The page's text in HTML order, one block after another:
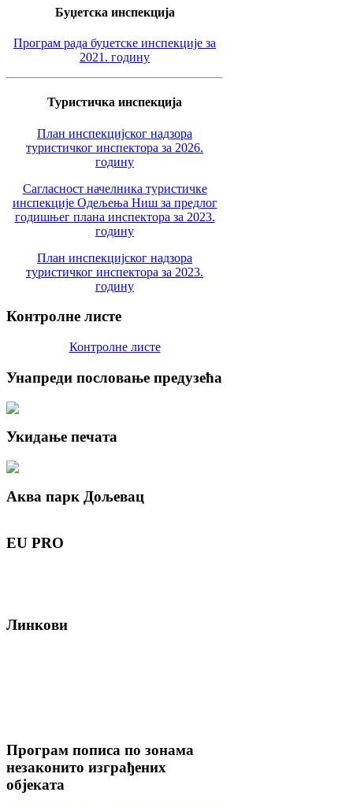
Буџетска инспекција
Програм рада буџетске инспекције за
2021. годину
Туристичка инспекција
План инспекцијског надзора
туристичког инспектора за 2026.
годину
Сагласност начелника туристичке
инспекције Одељења Ниш за предлог
годишњег плана инспектора за 2023.
годину
План инспекцијског надзора
туристичког инспектора за 2023.
годину
Контролне листе
Контролне листе
Унапреди пословање предузећа
Укидање печата
Аква парк Дољевац
EU PRO
Линкови
Програм пописа по зонама
незаконито изграђених
објеката